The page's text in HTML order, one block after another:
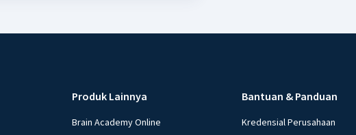
Produk Lainnya
Brain Academy Online
Bantuan & Panduan
Kredensial Perusahaan